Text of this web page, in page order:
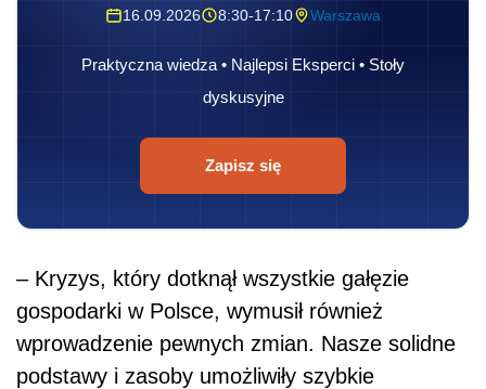
16.09.2026 8:30-17:10 Warszawa
Praktyczna wiedza • Najlepsi Eksperci • Stoły
dyskusyjne
Zapisz się
– Kryzys, który dotknął wszystkie gałęzie
gospodarki w Polsce, wymusił również
wprowadzenie pewnych zmian. Nasze solidne
podstawy i zasoby umożliwiły szybkie